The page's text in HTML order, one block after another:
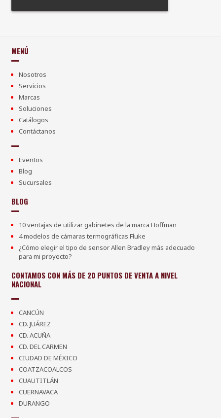
MENÚ
Nosotros
Servicios
Marcas
Soluciones
Catálogos
Contáctanos
Eventos
Blog
Sucursales
BLOG
10 ventajas de utilizar gabinetes de la marca Hoffman
4 modelos de cámaras termográficas Fluke
¿Cómo elegir el tipo de sensor Allen Bradley más adecuado
para mi proyecto?
CONTAMOS CON MÁS DE 20 PUNTOS DE VENTA A NIVEL
NACIONAL
CANCÚN
CD. JUÁREZ
CD. ACUÑA
CD. DEL CARMEN
CIUDAD DE MÉXICO
COATZACOALCOS
CUAUTITLÁN
CUERNAVACA
DURANGO